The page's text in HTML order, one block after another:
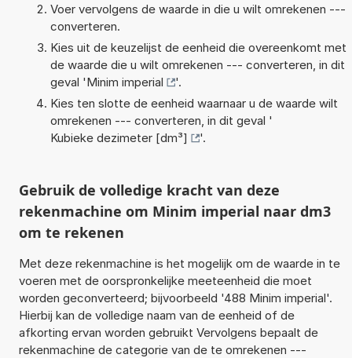
Voer vervolgens de waarde in die u wilt omrekenen ---
converteren.
Kies uit de keuzelijst de eenheid die overeenkomt met
de waarde die u wilt omrekenen --- converteren, in dit
geval 'Minim imperial
'.
Kies ten slotte de eenheid waarnaar u de waarde wilt
omrekenen --- converteren, in dit geval '
Kubieke dezimeter [dm³]
'.
Gebruik de volledige kracht van deze
rekenmachine om Minim imperial naar dm3
om te rekenen
Met deze rekenmachine is het mogelijk om de waarde in te
voeren met de oorspronkelijke meeteenheid die moet
worden geconverteerd; bijvoorbeeld '488 Minim imperial'.
Hierbij kan de volledige naam van de eenheid of de
afkorting ervan worden gebruikt Vervolgens bepaalt de
rekenmachine de categorie van de te omrekenen ---